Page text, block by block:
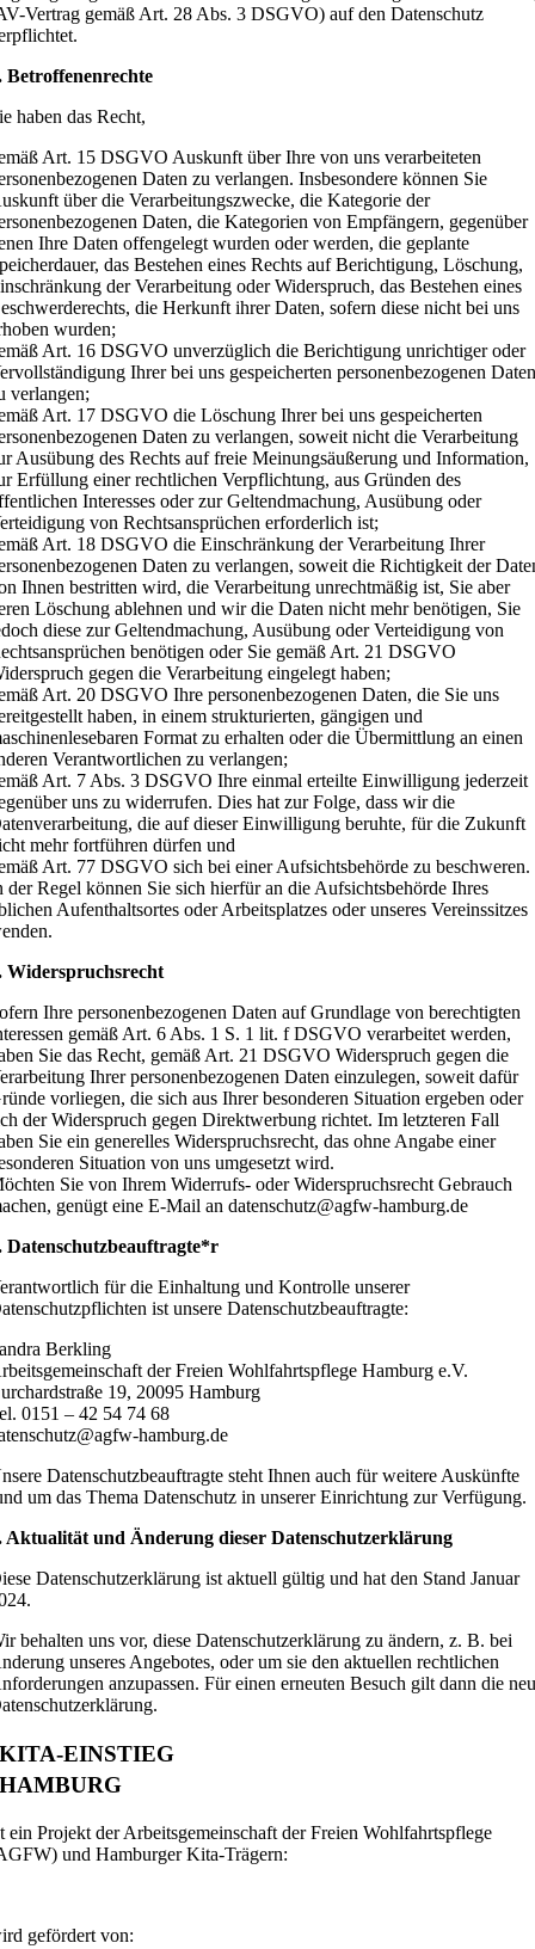
Vertrag gemäß Art. 28 Abs. 3 DSGVO) auf den Datenschutz
Betroffenenrechte
haben das Recht,
Art. 15 DSGVO Auskunft über Ihre von uns verarbeiteten
Daten zu verlangen. Insbesondere können Sie
über die Verarbeitungszwecke, die Kategorie der
Daten, die Kategorien von Empfängern, gegenüber
Ihre Daten offengelegt wurden oder werden, die geplante
das Bestehen eines Rechts auf Berichtigung, Löschung,
der Verarbeitung oder Widerspruch, das Bestehen eines
die Herkunft ihrer Daten, sofern diese nicht bei uns
wurden;
Art. 16 DSGVO unverzüglich die Berichtigung unrichtiger oder
Ihrer bei uns gespeicherten personenbezogenen
verlangen;
Art. 17 DSGVO die Löschung Ihrer bei uns gespeicherten
Daten zu verlangen, soweit nicht die Verarbeitung
Ausübung des Rechts auf freie Meinungsäußerung und Information,
Erfüllung einer rechtlichen Verpflichtung, aus Gründen des
Interesses oder zur Geltendmachung, Ausübung oder
von Rechtsansprüchen erforderlich ist;
Art. 18 DSGVO die Einschränkung der Verarbeitung Ihrer
Daten zu verlangen, soweit die Richtigkeit der
Ihnen bestritten wird, die Verarbeitung unrechtmäßig ist, Sie aber
Löschung ablehnen und wir die Daten nicht mehr benötigen, Sie
diese zur Geltendmachung, Ausübung oder Verteidigung von
benötigen oder Sie gemäß Art. 21 DSGVO
gegen die Verarbeitung eingelegt haben;
Art. 20 DSGVO Ihre personenbezogenen Daten, die Sie uns
haben, in einem strukturierten, gängigen und
Format zu erhalten oder die Übermittlung an einen
Verantwortlichen zu verlangen;
Art. 7 Abs. 3 DSGVO Ihre einmal erteilte Einwilligung jederzeit
uns zu widerrufen. Dies hat zur Folge, dass wir die
die auf dieser Einwilligung beruhte, für die Zukunft
mehr fortführen dürfen und
Art. 77 DSGVO sich bei einer Aufsichtsbehörde zu beschweren.
der Regel können Sie sich hierfür an die Aufsichtsbehörde Ihres
Aufenthaltsortes oder Arbeitsplatzes oder unseres Vereinssitzes
Widerspruchsrecht
Ihre personenbezogenen Daten auf Grundlage von berechtigten
gemäß Art. 6 Abs. 1 S. 1 lit. f DSGVO verarbeitet werden,
Sie das Recht, gemäß Art. 21 DSGVO Widerspruch gegen die
Ihrer personenbezogenen Daten einzulegen, soweit dafür
vorliegen, die sich aus Ihrer besonderen Situation ergeben oder
der Widerspruch gegen Direktwerbung richtet. Im letzteren Fall
Sie ein generelles Widerspruchsrecht, das ohne Angabe einer
Situation von uns umgesetzt wird.
Sie von Ihrem Widerrufs- oder Widerspruchsrecht Gebrauch
genügt eine E-Mail an datenschutz@agfw-hamburg.de
Datenschutzbeauftragte*r
für die Einhaltung und Kontrolle unserer
ist unsere Datenschutzbeauftragte:
Berkling
der Freien Wohlfahrtspflege Hamburg e.V.
19, 20095 Hamburg
0151 – 42 54 74 68
hamburg.de
Datenschutzbeauftragte steht Ihnen auch für weitere Auskünfte
um das Thema Datenschutz in unserer Einrichtung zur Verfügung.
Aktualität und Änderung dieser Datenschutzerklärung
Datenschutzerklärung ist aktuell gültig und hat den Stand Januar
behalten uns vor, diese Datenschutzerklärung zu ändern, z. B. bei
unseres Angebotes, oder um sie den aktuellen rechtlichen
anzupassen. Für einen erneuten Besuch gilt dann die
KITA-EINSTIEG
HAMBURG
ein Projekt der Arbeitsgemeinschaft der Freien Wohlfahrtspflege
und Hamburger Kita-Trägern:
gefördert von: